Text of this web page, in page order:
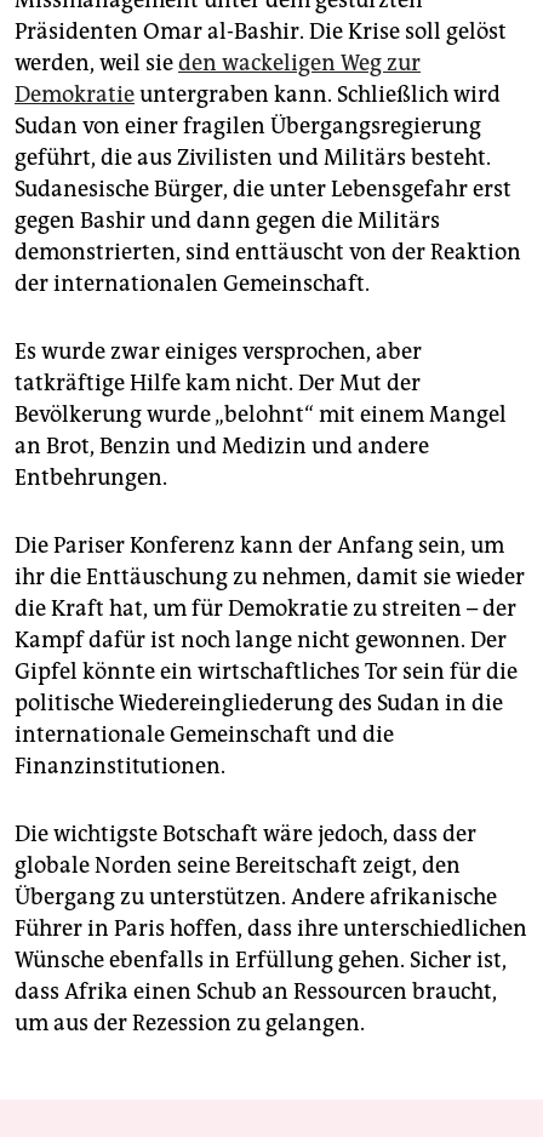
Präsidenten Omar al-Bashir. Die Krise soll gelöst
werden, weil sieden wackeligen Weg zur
Demokratieuntergraben kann. Schließlich wird
Sudan von einer fragilen Übergangsregierung
geführt, die aus Zivilisten und Militärs besteht.
Sudanesische Bürger, die unter Lebensgefahr erst
gegen Bashir und dann gegen die Militärs
demonstrierten, sind enttäuscht von der Reaktion
der internationalen Gemeinschaft.
Es wurde zwar einiges versprochen, aber
tatkräftige Hilfe kam nicht. Der Mut der
Bevölkerung wurde „belohnt“ mit einem Mangel
an Brot, Benzin und Medizin und andere
Entbehrungen.
Die Pariser Konferenz kann der Anfang sein, um
ihr die Enttäuschung zu nehmen, damit sie wieder
die Kraft hat, um für Demokratie zu streiten – der
Kampf dafür ist noch lange nicht gewonnen. Der
Gipfel könnte ein wirtschaftliches Tor sein für die
politische Wiedereingliederung des Sudan in die
internationale Gemeinschaft und die
Finanzinstitutionen.
Die wichtigste Botschaft wäre jedoch, dass der
globale Norden seine Bereitschaft zeigt, den
Übergang zu unterstützen. Andere afrikanische
Führer in Paris hoffen, dass ihre unterschiedlichen
Wünsche ebenfalls in Erfüllung gehen. Sicher ist,
dass Afrika einen Schub an Ressourcen braucht,
um aus der Rezession zu gelangen.